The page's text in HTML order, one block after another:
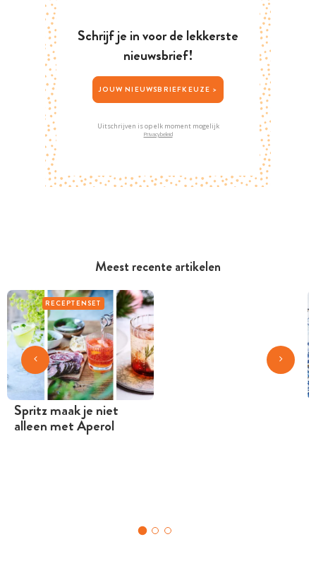
Meest recente artikelen
RECEPTENSET
Spritz maak je niet
alleen met Aperol
Schrijf je in voor de lekkerste
nieuwsbrief!
JOUW NIEUWSBRIEFKEUZE >
Uitschrijven is op elk moment mogelijk
Privacybeleid